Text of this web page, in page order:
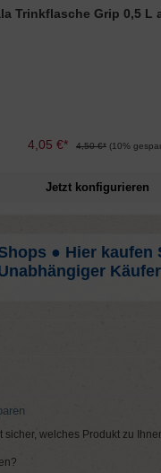
Trinkflasche Grip 0,5 L
4,05 €* 4,50 €* (10%
Jetzt konfigurieren
● Hier kaufen
sicher, welches Produkt zu